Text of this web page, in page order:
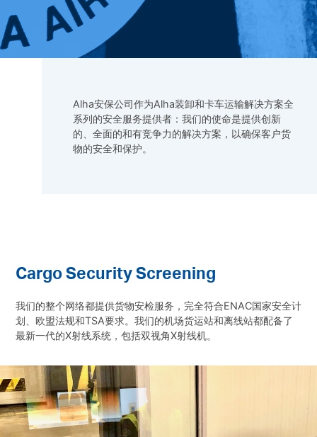
Alha安保公司作为Alha装卸和卡车运输解决方案全
系列的安全服务提供者：我们的使命是提供创新
的、全面的和有竞争力的解决方案，以确保客户货
物的安全和保护。
Cargo Security Screening
我们的整个网络都提供货物安检服务，完全符合ENAC国家安全计
划、欧盟法规和TSA要求。我们的机场货运站和离线站都配备了
最新一代的X射线系统，包括双视角X射线机。